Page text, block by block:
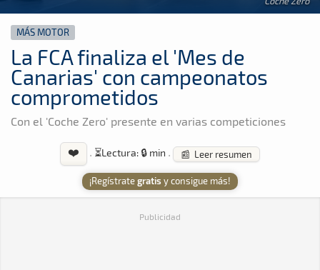
MÁS MOTOR
La FCA finaliza el 'Mes de
Canarias' con campeonatos
comprometidos
Con el 'Coche Zero' presente en varias competiciones
❤️ · ⏳Lectura: 🔒 min · 📰 Leer resumen
¡Regístrategratis y consigue más!
Publicidad